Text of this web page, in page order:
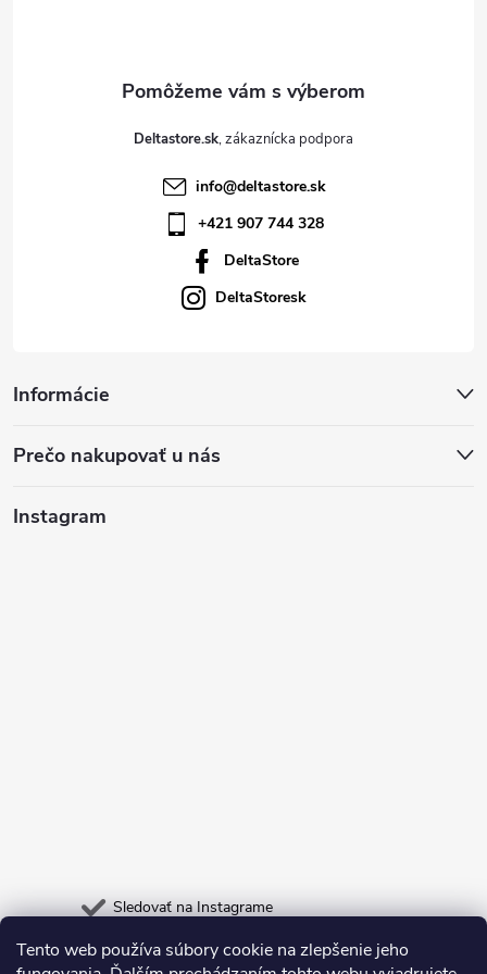
Tento web používa súbory cookie na zlepšenie jeho
Deltastore.sk
info@deltastore.sk
+421 907 744 328
DeltaStore
DeltaStoresk
Informácie
Prečo nakupovať u nás
Instagram
Sledovať na Instagrame
Heureka.sk Odpadneš.sk